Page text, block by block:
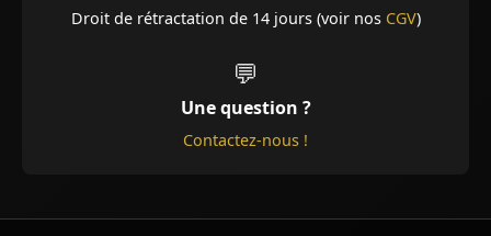
Droit de rétractation de 14 jours (voir nos CGV)
💬
Une question ?
Contactez-nous !